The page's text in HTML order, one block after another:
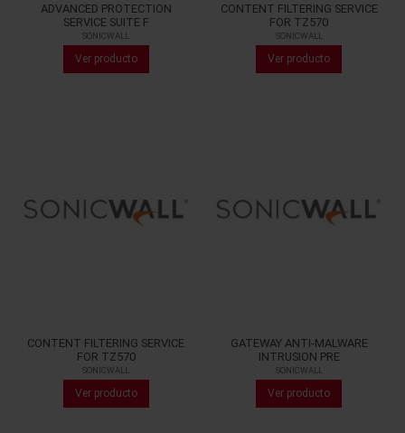
ADVANCED PROTECTION
SERVICE SUITE F
SONICWALL
Ver producto
CONTENT FILTERING SERVICE
FOR TZ570
SONICWALL
Ver producto
CONTENT FILTERING SERVICE
FOR TZ570
SONICWALL
Ver producto
GATEWAY ANTI-MALWARE
INTRUSION PRE
SONICWALL
Ver producto